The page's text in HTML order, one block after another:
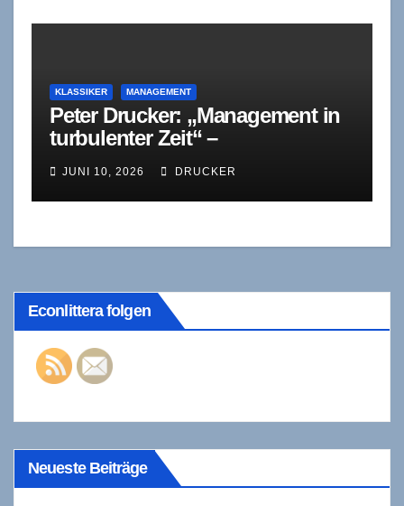
KLASSIKER MANAGEMENT
Peter Drucker: „Management in
turbulenter Zeit“ –
Gegenwartsdiagnose
JUNI 10, 2026 DRUCKER
Econlittera folgen
Neueste Beiträge